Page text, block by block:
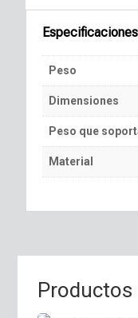
Especificaciones
Peso
Dimensiones
Peso que
Material
Productos